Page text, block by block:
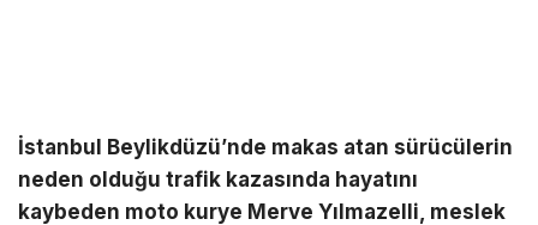
İstanbul Beylikdüzü’nde makas atan sürücülerin
neden olduğu trafik kazasında hayatını
kaybeden moto kurye Merve Yılmazelli, meslek